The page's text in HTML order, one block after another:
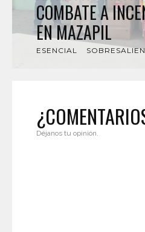
COMBATE A
EN MAZAPIL
ESENCIAL
Déjanos tu opinión.